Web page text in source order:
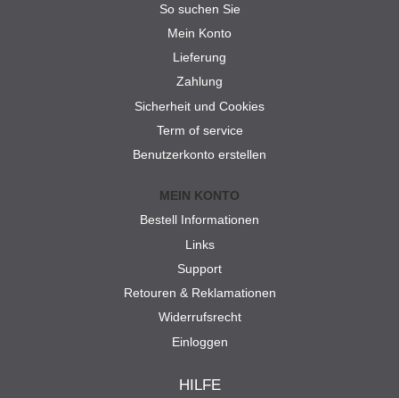
So suchen Sie
Mein Konto
Lieferung
Zahlung
Sicherheit und Cookies
Term of service
Benutzerkonto erstellen
MEIN KONTO
Bestell Informationen
Links
Support
Retouren & Reklamationen
Widerrufsrecht
Einloggen
HILFE